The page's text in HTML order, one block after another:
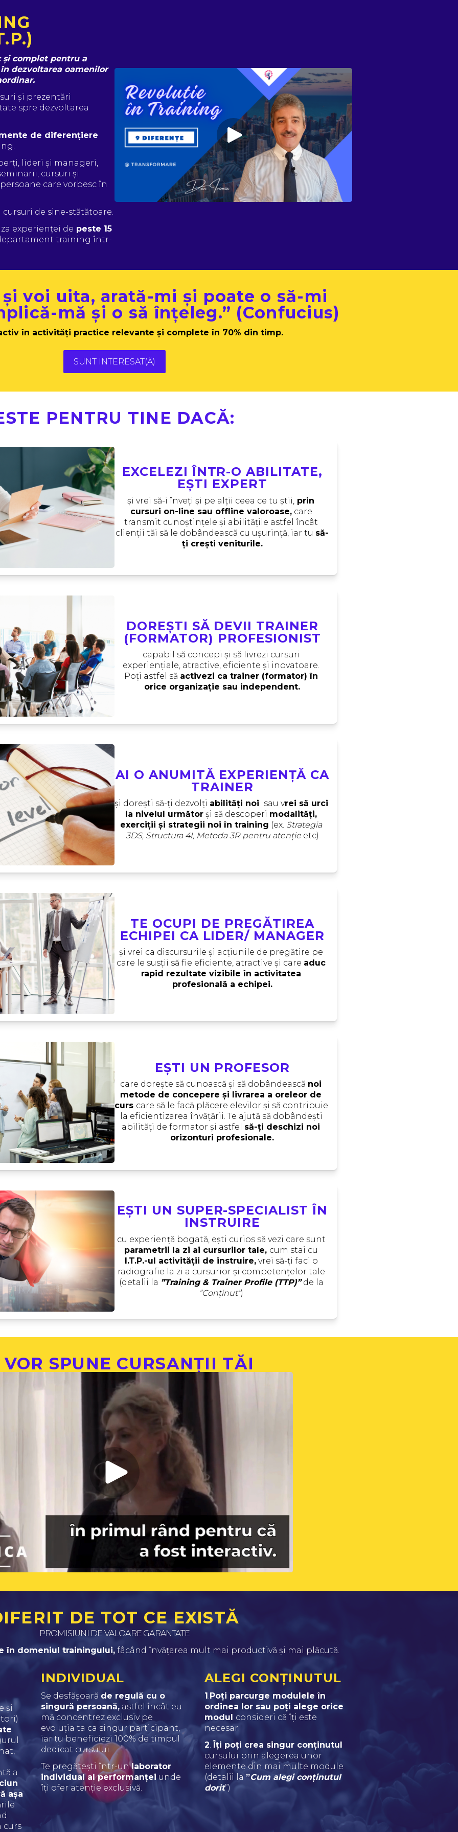
complet pentru a
dezvoltarea oamenilor
și prezentări
spre dezvoltarea
de diferențiere
lideri și manageri,
cursuri și
care vorbesc în
de sine-stătătoare.
experienței de peste 15
training într-
voi uita, arată-mi și poate o să-mi
mă și o să înțeleg.” (Confucius)
în activități practice relevante și complete în 70% din timp.
SUNT INTERESAT(Ă)
PENTRU TINE DACĂ:
EXCELEZI ÎNTR-O ABILITATE,
EȘTI EXPERT
și vrei să-i înveți și pe alții ceea ce tu știi, prin
cursuri on-line sau offline valoroase, care
transmit cunoștințele și abilitățile astfel încât
clienții tăi să le dobândească cu ușurință, iar tu să-
ți crești veniturile.
DOREȘTI SĂ DEVII TRAINER
(FORMATOR) PROFESIONIST
capabil să concepi și să livrezi cursuri
experiențiale, atractive, eficiente și inovatoare.
Poți astfel să activezi ca trainer (formator) în
orice organizație sau independent.
AI O ANUMITĂ EXPERIENȚĂ CA
TRAINER
și dorești să-ți dezvolți abilități noi sau vrei să urci
la nivelul următor și să descoperi modalități,
exerciții și strategii noi în training (ex. Strategia
3DS, Structura 4I, Metoda 3R pentru atenție etc)
TE OCUPI DE PREGĂTIREA
ECHIPEI CA LIDER/ MANAGER
și vrei ca discursurile și acțiunile de pregătire pe
care le susții să fie eficiente, atractive și care aduc
rapid rezultate vizibile în activitatea
profesională a echipei.
EȘTI UN PROFESOR
care dorește să cunoască și să dobândească noi
metode de concepere și livrarea a oreleor de
curs care să le facă plăcere elevilor și să contribuie
la eficientizarea învățării. Te ajută să dobândești
abilități de formator și astfel să-ți deschizi noi
orizonturi profesionale.
EȘTI UN SUPER-SPECIALIST ÎN
INSTRUIRE
parametrii la zi ai cursurilor tale, cum stai cu
I.T.P.-ul activității de instruire, vrei să-ți faci o
radiografie la zi a cursurior și competențelor tale
(detalii la ”Training & Trainer Profile (TTP)”
”Conținut”)
VOR SPUNE CURSANȚII TĂI
DE TOT CE EXISTĂ
PROMISIUNI DE VALOARE GARANTATE
în domeniul trainingului, fâcând învățarea mult mai productivă și mai plăcută.
și
a
așa
curs
INDIVIDUAL
Se desfășoară de regulă cu o
singură persoană, astfel încât eu
mă concentrez exclusiv pe
evoluția ta ca singur participant,
iar tu beneficiezi 100% de timpul
dedicat cursului.
Te pregătești într-un laborator
individual al performanței unde
îți ofer atenție exclusivă.
ALEGI CONȚINUTUL
1.Poți parcurge modulele în
ordinea lor sau poți alege orice
modul consideri că îți este
necesar.
2. Îți poți crea singur conținutul
cursului prin alegerea unor
elemente din mai multe module
(detalii la ”Cum alegi conținutul
dorit”)